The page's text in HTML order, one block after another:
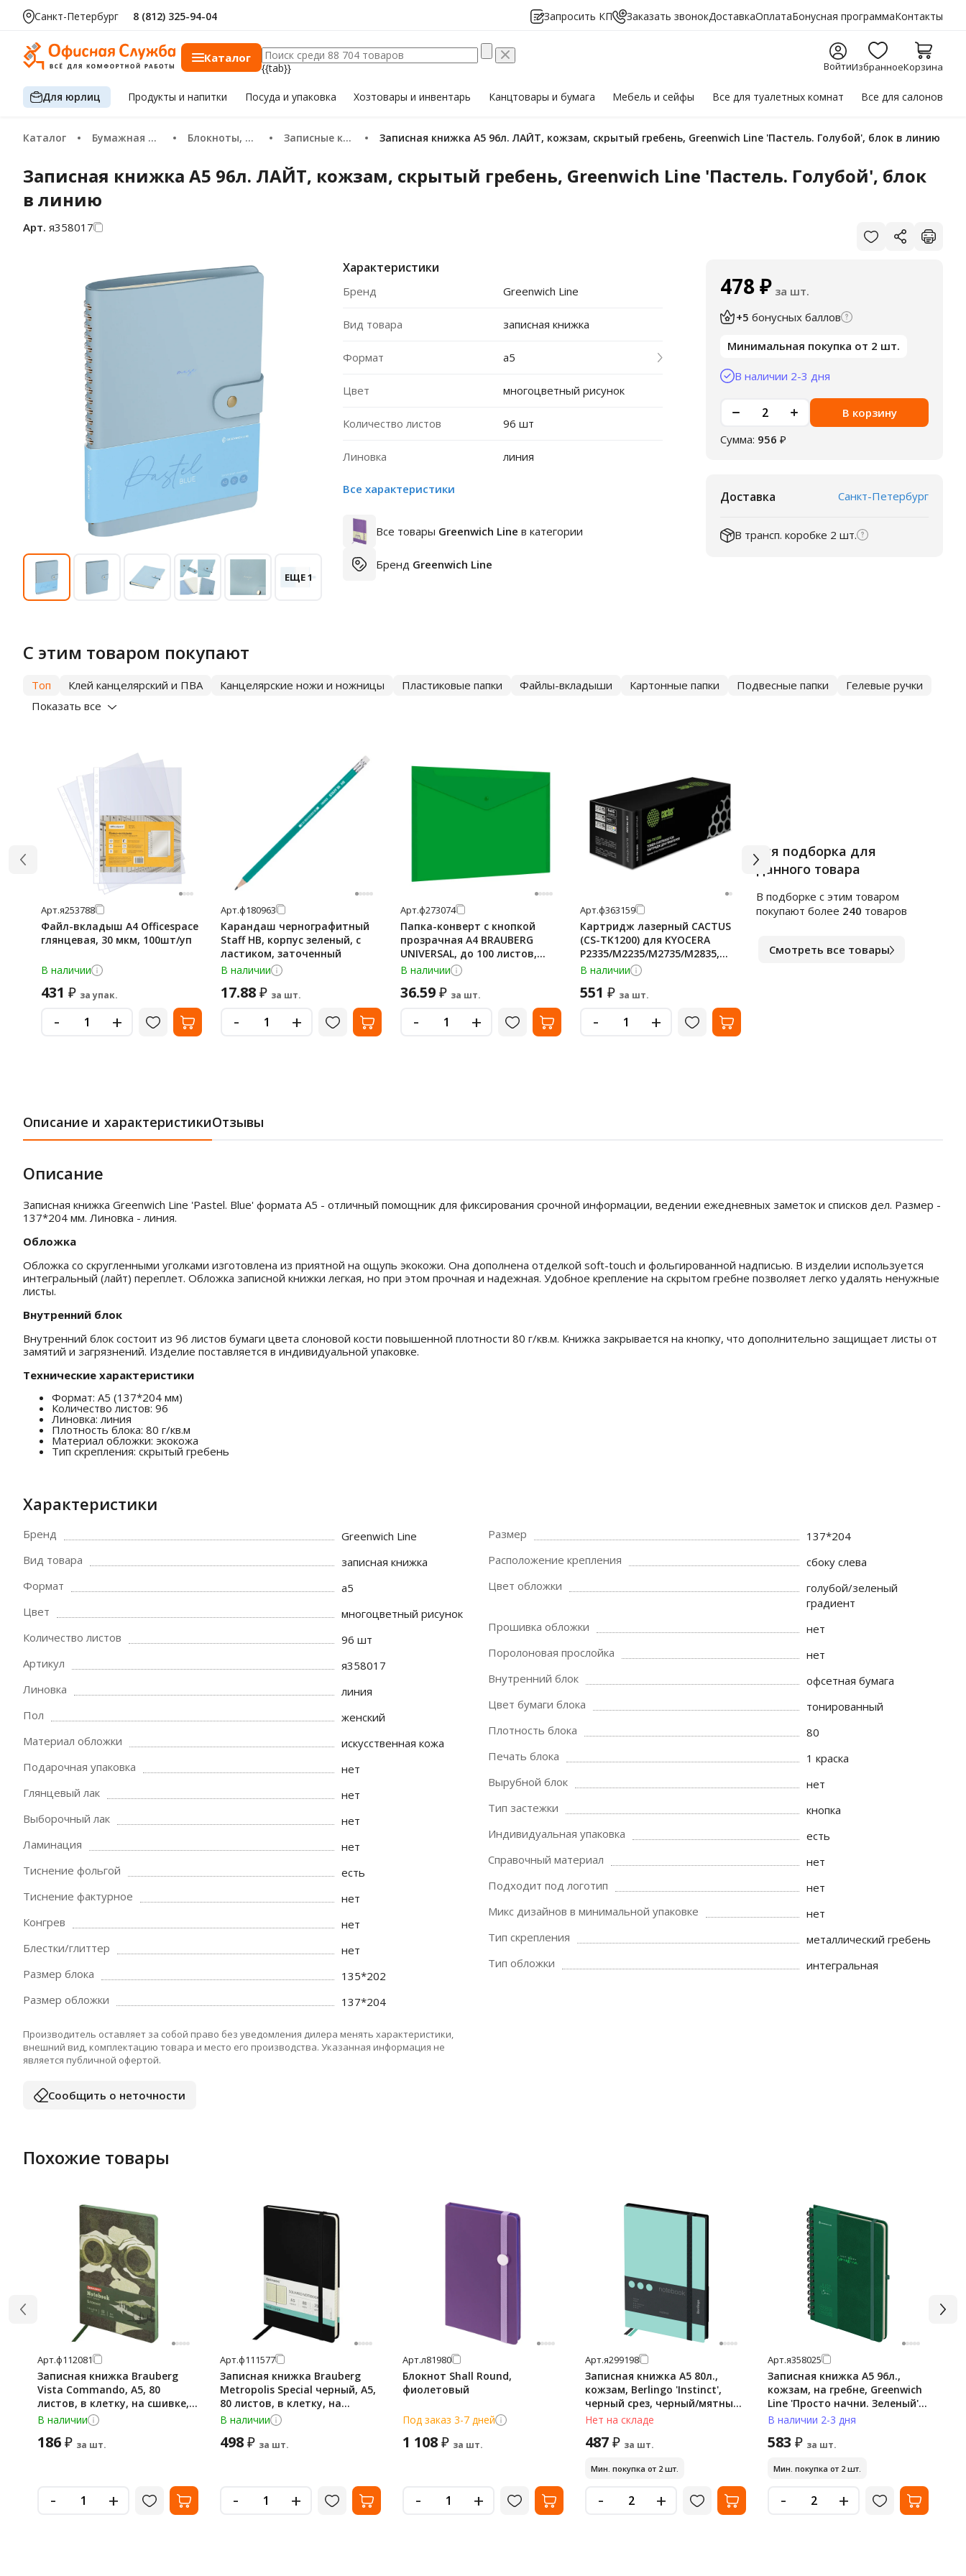
Санкт-Петербург 8 (812) 325-94-04 Запросить КП Заказать звонокДоставкаОплатаБонусная программаКонтакты
Каталог
{{tab}} ВойтиИзбранноеКорзина
Для юрлиц Продуктыи напитки Посуда и упаковка Хозтоварыи инвентарь Канцтовары и бумага Мебельи сейфы Все для туалетных комнат Все для салонов
Каталог Бумажная продукция Блокноты, записные книжки и тетради Записные книжки Записная книжка А5 96л. ЛАЙТ, кожзам, скрытый гребень, Greenwich Line 'Пастель. Голубой', блок в линию
Записная книжка А5 96л. ЛАЙТ, кожзам, скрытый гребень, Greenwich Line 'Пастель. Голубой', блок
в линию
Арт. я358017
ЕЩЕ 1
Характеристики
Бренд Greenwich Line
Вид товара записная книжка
Формат a5
Цвет многоцветный рисунок
Количество листов 96 шт
Линовка линия
Все характеристики
Все товары Greenwich Line в категории
Бренд Greenwich Line
478₽ за шт.
+5 бонусных баллов
Минимальная покупка от 2 шт.
В наличии 2-3 дня
В корзину
Сумма: 956 ₽
Доставка Санкт-Петербург
В трансп. коробке 2 шт.
С этим товаром покупают
Топ Клей канцелярский и ПВА Канцелярские ножи и ножницы Пластиковые папки Файлы-вкладыши Картонные папки Подвесные папки
Гелевые ручки
Показать все
Арт.я253788
Файл-вкладыш А4 Officespace
глянцевая, 30 мкм, 100шт/уп
В наличии
431 ₽ за упак.
- +
Арт.ф180963
Карандаш чернографитный
Staff HB, корпус зеленый, с
ластиком, заточенный
В наличии
17.88₽ за шт.
- +
Арт.ф273074
Папка-конверт с кнопкой
прозрачная А4 BRAUBERG
UNIVERSAL, до 100 листов,
зеленая, 0,15 мм, 273074
В наличии
36.59₽ за шт.
- +
Арт.ф363159
Картридж лазерный CACTUS
(CS-TK1200) для KYOCERA
P2335/M2235/M2735/M2835,
ресурс 3000 стр.
В наличии
551 ₽ за шт.
- +
Арт.ф141235
Вся подборка для
данного товара
В подборке c этим товаром
покупают более 240 товаров
Смотреть все товары
Описание и характеристикиОтзывы
Описание
Записная книжка Greenwich Line 'Pastel. Blue' формата А5 - отличный помощник для фиксирования срочной информации, ведении ежедневных заметок и списков дел. Размер -
137*204 мм. Линовка - линия.
Обложка
Обложка со скругленными уголками изготовлена из приятной на ощупь экокожи. Она дополнена отделкой soft-touch и фольгированной надписью. В изделии используется
интегральный (лайт) переплет. Обложка записной книжки легкая, но при этом прочная и надежная. Удобное крепление на скрытом гребне позволяет легко удалять ненужные
листы.
Внутренний блок
Внутренний блок состоит из 96 листов бумаги цвета слоновой кости повышенной плотности 80 г/кв.м. Книжка закрывается на кнопку, что дополнительно защищает листы от
замятий и загрязнений. Изделие поставляется в индивидуальной упаковке.
Технические характеристики
Формат: А5 (137*204 мм)
Количество листов: 96
Линовка: линия
Плотность блока: 80 г/кв.м
Материал обложки: экокожа
Тип скрепления: скрытый гребень
Характеристики
Бренд
Greenwich Line
Вид товара
записная книжка
Формат
a5
Цвет
многоцветный рисунок
Количество листов
96 шт
Артикул
я358017
Линовка
линия
Пол
женский
Материал обложки
искусственная кожа
Подарочная упаковка
нет
Глянцевый лак
нет
Выборочный лак
нет
Ламинация
нет
Тиснение фольгой
есть
Тиснение фактурное
нет
Конгрев
нет
Блестки/глиттер
нет
Размер блока
135*202
Размер обложки
137*204
Размер
137*204
Расположение крепления
сбоку слева
Цвет обложки
голубой/зеленый
градиент
Прошивка обложки
нет
Поролоновая прослойка
нет
Внутренний блок
офсетная бумага
Цвет бумаги блока
тонированный
Плотность блока
80
Печать блока
1 краска
Вырубной блок
нет
Тип застежки
кнопка
Индивидуальная упаковка
есть
Справочный материал
нет
Подходит под логотип
нет
Микс дизайнов в минимальной упаковке
нет
Тип скрепления
металлический гребень
Тип обложки
интегральная
Производитель оставляет за собой право без уведомления дилера менять характеристики,
внешний вид, комплектацию товара и место его производства. Указанная информация не
является публичной офертой.
Сообщить о неточности
Похожие товары
Арт.ф112081
Записная книжка Brauberg
Vista Commando, А5, 80
листов, в клетку, на сшивке,
под кожу
В наличии
186₽ за шт.
- +
Арт.ф111577
Записная книжка Brauberg
Metropolis Special черный, А5,
80 листов, в клетку, на
сшивке, под кожу
В наличии
498₽ за шт.
- +
Арт.л81980
Блокнот Shall Round,
фиолетовый
Под заказ 3-7 дней
1 108₽ за шт.
- +
Арт.я299198
Записная книжка А5 80л.,
кожзам, Berlingo 'Instinct',
черный срез, черный/мятный,
с резинкой
Нет на складе
487₽ за шт.
Мин. покупка от 2 шт.
- +
Арт.я358025
Записная книжка А5 96л.,
кожзам, на гребне, Greenwich
Line 'Просто начни. Зеленый',
твердая обложка, тиснение
фольгой, с петлей для ручки
В наличии 2-3 дня
583 ₽ за шт.
Мин. покупка от 2 шт.
- +